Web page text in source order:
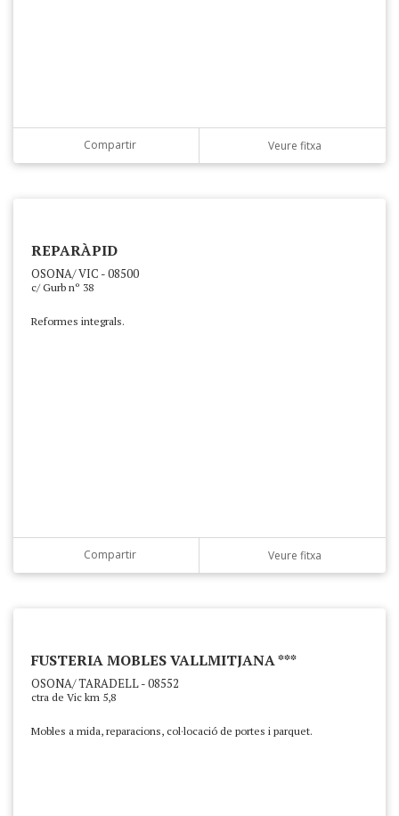
Compartir Veure fitxa
REPARÀPID
OSONA/ VIC - 08500
c/ Gurb nº 38
Reformes integrals.
Compartir Veure fitxa
FUSTERIA MOBLES VALLMITJANA ***
OSONA/ TARADELL - 08552
ctra de Vic km 5,8
Mobles a mida, reparacions, col·locació de portes i parquet.